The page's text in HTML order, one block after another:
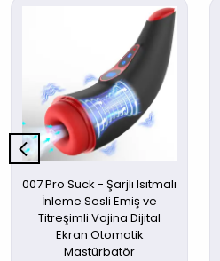
007 Pro Suck - Şarjlı Isıtmalı
İnleme Sesli Emiş ve
Titreşimli Vajina Dijital
Ekran Otomatik
Mastürbatör